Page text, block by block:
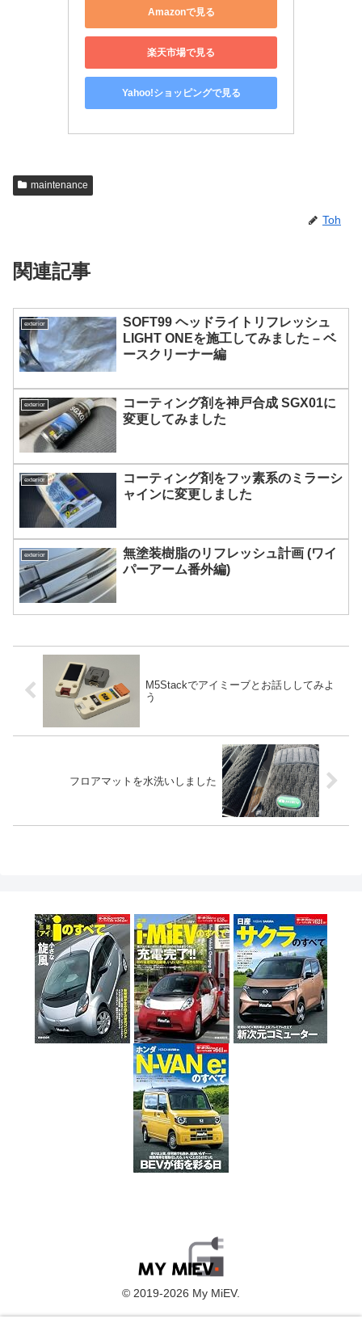
Amazonで見る
楽天市場で見る
Yahoo!ショッピングで見る
maintenance
Toh
関連記事
exterior
SOFT99 ヘッドライトリフレッシュ
LIGHT ONEを施工してみました – ベ
ースクリーナー編
exterior
コーティング剤を神戸合成 SGX01に
変更してみました
exterior
コーティング剤をフッ素系のミラーシ
ャインに変更しました
exterior
無塗装樹脂のリフレッシュ計画 (ワイ
パーアーム番外編)
M5Stackでアイミーブとお話ししてみよ
う
フロアマットを水洗いしました
© 2019-2026 My MiEV.